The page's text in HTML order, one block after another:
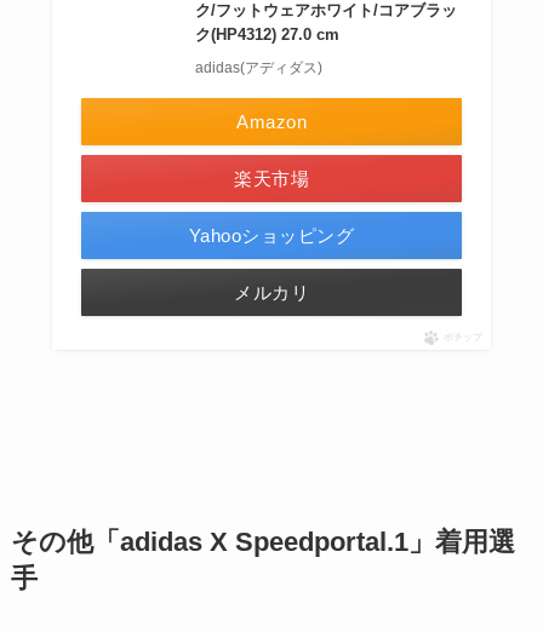
ク/フットウェアホワイト/コアブラッ
ク(HP4312) 27.0 cm
adidas(アディダス)
Amazon
楽天市場
Yahooショッピング
メルカリ
ポチップ
その他「adidas X Speedportal.1」着用選
手